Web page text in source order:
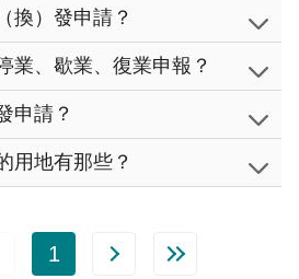
換）發申請？
業、歇業、復業申報？
申請？
用地有那些？
1